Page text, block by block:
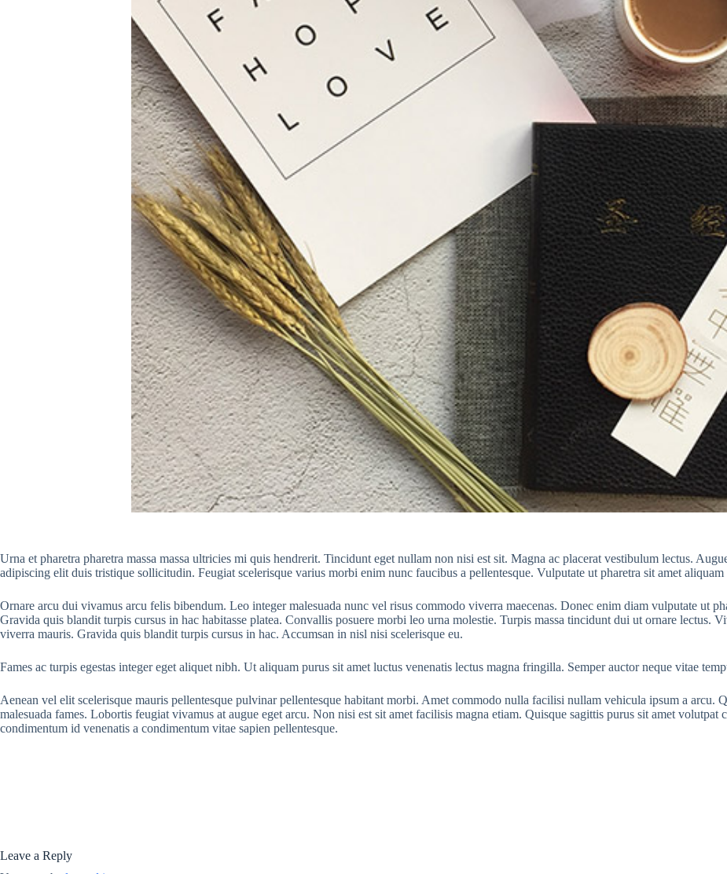
Urna et pharetra pharetra massa massa ultricies mi quis hendrerit. Tincidunt eget nullam non nisi est sit. Magna ac placerat vestibulum lectus.
adipiscing elit duis tristique sollicitudin. Feugiat scelerisque varius morbi enim nunc faucibus a pellentesque. Vulputate ut pharetra sit amet aliquam
Ornare arcu dui vivamus arcu felis bibendum. Leo integer malesuada nunc vel risus commodo viverra maecenas. Donec enim diam vulputate ut
Gravida quis blandit turpis cursus in hac habitasse platea. Convallis posuere morbi leo urna molestie. Turpis massa tincidunt dui ut ornare lectus.
viverra mauris. Gravida quis blandit turpis cursus in hac. Accumsan in nisl nisi scelerisque eu.
Fames ac turpis egestas integer eget aliquet nibh. Ut aliquam purus sit amet luctus venenatis lectus magna fringilla. Semper auctor neque vitae
Aenean vel elit scelerisque mauris pellentesque pulvinar pellentesque habitant morbi. Amet commodo nulla facilisi nullam vehicula ipsum a arcu.
malesuada fames. Lobortis feugiat vivamus at augue eget arcu. Non nisi est sit amet facilisis magna etiam. Quisque sagittis purus sit amet volutpat
condimentum id venenatis a condimentum vitae sapien pellentesque.
Leave a Reply